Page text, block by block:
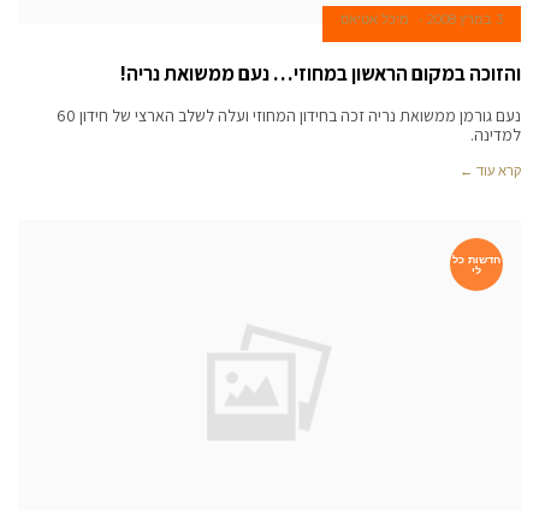
3 במרץ 2008 מיכל אטיאס
והזוכה במקום הראשון במחוזי… נעם ממשואת נריה!
נעם גורמן ממשואת נריה זכה בחידון המחוזי ועלה לשלב הארצי של חידון 60
למדינה.
קרא עוד ←
חדשות כל
לי